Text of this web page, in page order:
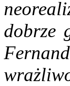
dobrze